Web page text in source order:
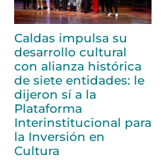
Caldas impulsa su
desarrollo cultural
con alianza histórica
de siete entidades: le
dijeron sí a la
Plataforma
Interinstitucional para
la Inversión en
Cultura